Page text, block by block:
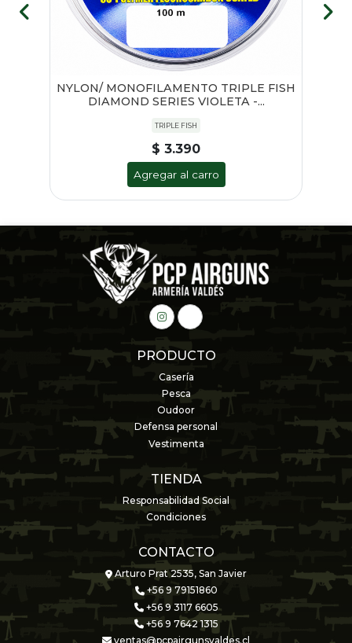
NYLON/ MONOFILAMENTO TRIPLE FISH
DIAMOND SERIES VIOLETA -...
TRIPLE FISH
$ 3.390
Agregar al carro
PRODUCTO
Casería
Pesca
Oudoor
Defensa personal
Vestimenta
TIENDA
Responsabilidad Social
Condiciones
CONTACTO
Arturo Prat 2535, San Javier
+56 9 79151860
+56 9 3117 6605
+56 9 7642 1315
ventas@pcpairgunsvaldes.cl